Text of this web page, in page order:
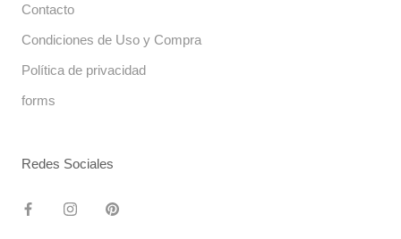
Contacto
Condiciones de Uso y Compra
Política de privacidad
forms
Redes Sociales